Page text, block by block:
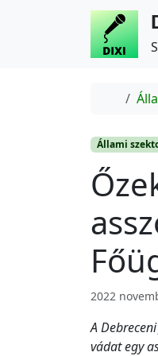
Home
Állami
2022
A
vádat egy